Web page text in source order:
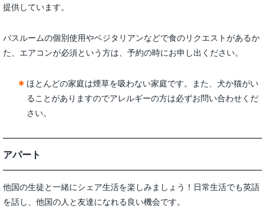
提供しています。
バスルームの個別使用やベジタリアンなどで食のリクエストがあるか
た、エアコンが必須という方は、予約の時にお申し出ください。
ほとんどの家庭は煙草を吸わない家庭です。また、犬か猫がい
ることがありますのでアレルギーの方は必ずお問い合わせくだ
さい。
アパート
他国の生徒と一緒にシェア生活を楽しみましょう！日常生活でも英語
を話し、他国の人と友達になれる良い機会です。